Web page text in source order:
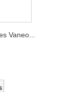
Vaneo...